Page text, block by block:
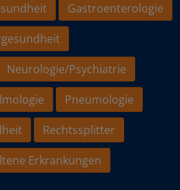
Gastroenterologie
Neurologie/Psychiatrie
Pneumologie
Rechtssplitter
Erkrankungen